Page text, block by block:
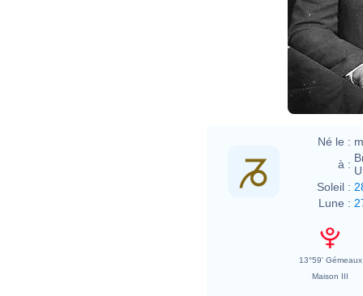
Né le :
à :
Soleil :
Lune :
13°59' Gémeaux
Maison III